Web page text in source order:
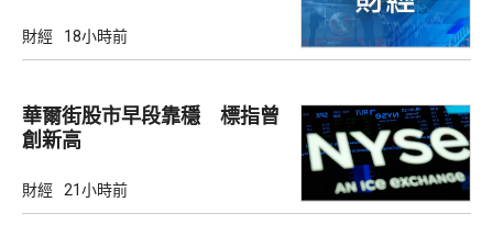
財經 18小時前
華爾街股市早段靠穩 標指曾
創新高
財經 21小時前